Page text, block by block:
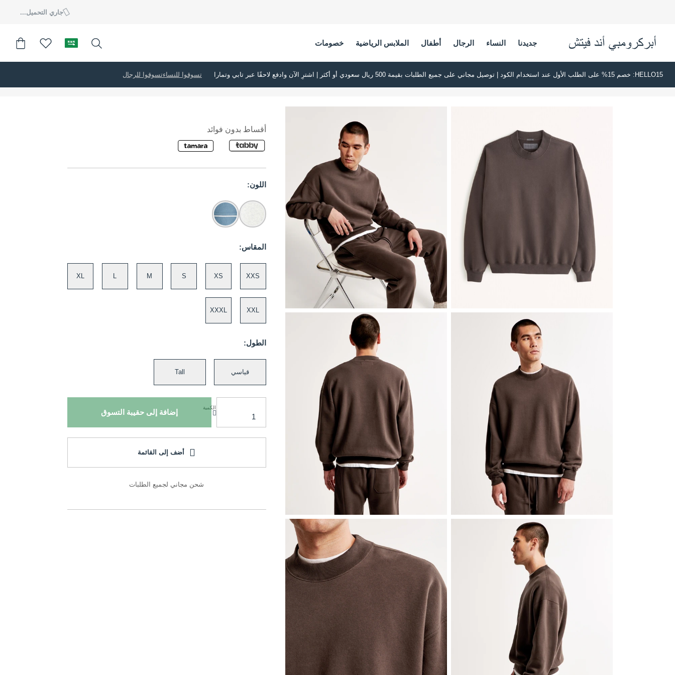
جاري التحميل...
جديدنا النساء الرجال أطفال الملابس الرياضية خصومات
HELLO15: خصم 15% على الطلب الأول عند استخدام الكود | توصيل مجاني على جميع الطلبات بقيمة 500 ريال سعودي أو أكثر | اشترِ الآن وادفع لاحقًا عبر تابي وتمارا تسوقوا للنساءتسوقوا للرجال
أقساط بدون فوائد
اللون:
المقاس:
XXS
XS
S
M
L
XL
XXL
XXXL
الطول:
قياسي Tall
الكمية
إضافة إلى حقيبة التسوق
أضف إلى القائمة
شحن مجاني لجميع الطلبات